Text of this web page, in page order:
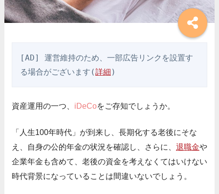
[AD] 運営維持のため、一部広告リンクを設置す
る場合がございます(詳細 )
資産運用の一つ、 iDeCoをご存知でしょうか。
「人生100年時代」が到来し、長期化する老後にそな
え、自身の公的年金の状況を確認し、さらに、 退職金や
企業年金も含めて、老後の資金を考えなくてはいけない
時代背景になっていることは間違いないでしょう。